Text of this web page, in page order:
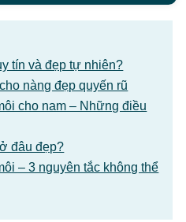
tín và đẹp tự nhiên?
nàng đẹp quyến rũ
cho nam – Những điều
đâu đẹp?
– 3 nguyên tắc không thể